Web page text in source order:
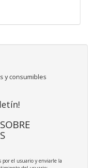
y consumibles
por el usuario y enviarle la